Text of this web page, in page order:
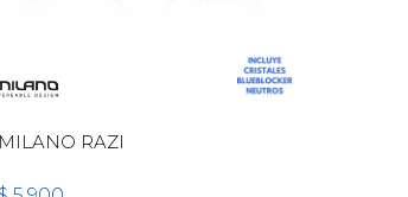
MILANO RAZI